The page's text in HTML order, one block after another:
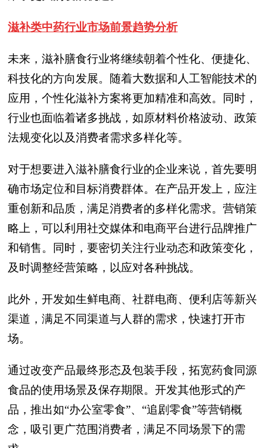
滋补类中药行业市场前景趋势分析
未来，滋补膳食行业将继续朝着个性化、便捷化、
科技化的方向发展。随着大数据和人工智能技术的
应用，个性化滋补方案将更加精准和高效。同时，
行业也面临着诸多挑战，如原材料价格波动、政策
法规变化以及消费者需求多样化等。
对于想要进入滋补膳食行业的企业来说，首先要明
确市场定位和目标消费群体。在产品开发上，应注
重创新和品质，满足消费者的多样化需求。营销策
略上，可以利用社交媒体和电商平台进行品牌推广
和销售。同时，要密切关注行业动态和政策变化，
及时调整经营策略，以应对各种挑战。
此外，开发如生鲜电商、社群电商、便利店等新兴
渠道，满足不同渠道与人群的需求，快速打开市
场。
通过改变产品最终形态及包装手段，拓宽药食同源
食品的使用场景及保存期限。开发其他形式的产
品，推出如“办公室零食”、“追剧零食”等营销概
念，吸引更广范围消费者，满足不同场景下的需